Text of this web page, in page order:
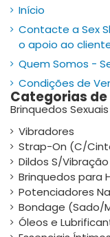
Início
Contacte a Sex
o apoio ao
Quem Somos -
Condições de
Categorias
Brinquedos
Vibradores
Strap-On (C/
Dildos S/Vibração
Brinquedos para
Potenciadores
Bondage (Sado/
Óleos e